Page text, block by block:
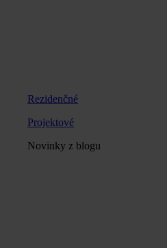
Rezidenčné
Projektové
Novinky z blogu